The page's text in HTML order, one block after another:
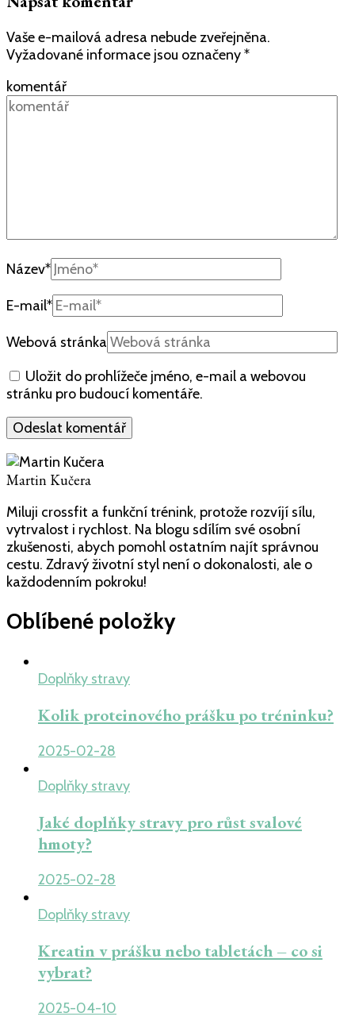
Vaše e-mailová adresa nebude zveřejněna.
Vyžadované informace jsou označeny*
komentář
Název*
E-mail*
Webová stránka
Uložit do prohlížeče jméno, e-mail a webovou
stránku pro budoucí komentáře.
Martin Kučera
Miluji crossfit a funkční trénink, protože rozvíjí sílu,
vytrvalost i rychlost. Na blogu sdílím své osobní
zkušenosti, abych pomohl ostatním najít správnou
cestu. Zdravý životní styl není o dokonalosti, ale o
každodenním pokroku!
Oblíbené položky
Doplňky stravy
Kolik proteinového prášku po tréninku?
2025-02-28
Doplňky stravy
Jaké doplňky stravy pro růst svalové
hmoty?
2025-02-28
Doplňky stravy
Kreatin v prášku nebo tabletách – co si
vybrat?
2025-04-10